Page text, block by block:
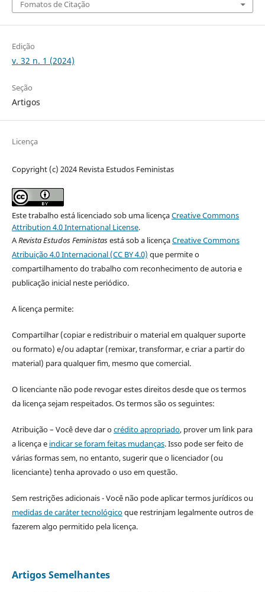
Fomatos de Citação
Edição
v. 32 n. 1 (2024)
Seção
Artigos
Licença
Copyright (c) 2024 Revista Estudos Feministas
Este trabalho está licenciado sob uma licençaCreative Commons
Attribution 4.0 International License.
ARevista Estudos Feministasestá sob a licençaCreative Commons
Atribuição 4.0 Internacional (CC BY 4.0) que permite o
compartilhamento do trabalho com reconhecimento de autoria e
publicação inicial neste periódico.
A licença permite:
Compartilhar (copiar e redistribuir o material em qualquer suporte
ou formato) e/ou adaptar (remixar, transformar, e criar a partir do
material) para qualquer fim, mesmo que comercial.
O licenciante não pode revogar estes direitos desde que os termos
da licença sejam respeitados. Os termos são os seguintes:
Atribuição – Você deve dar ocrédito apropriado, prover um link para
a licença e indicar se foram feitas mudanças. Isso pode ser feito de
várias formas sem, no entanto, sugerir que o licenciador (ou
licenciante) tenha aprovado o uso em questão.
Sem restrições adicionais - Você não pode aplicar termos jurídicos ou
medidas de caráter tecnológicoque restrinjam legalmente outros de
fazerem algo permitido pela licença.
Artigos Semelhantes